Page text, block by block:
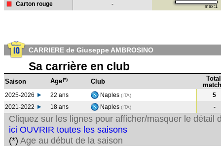
Carton rouge - max:1
CARRIERE de Giuseppe AMBROSINO
Sa carrière en club
Saison Age(*) Club
Total
2025-2026 22 ans Naples (ITA)
5
2021-2022
18 ans Naples (ITA) -
Cliquez sur les lignes pour afficher/masquer le détail
ici OUVRIR toutes les saisons
(*) Age au début de la saison